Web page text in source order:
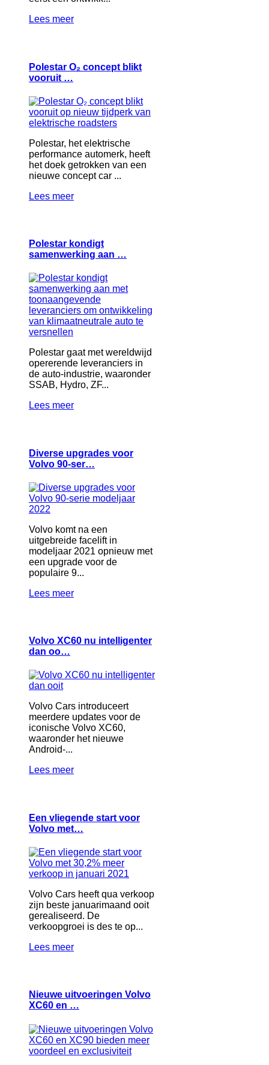
Lees meer
Polestar O₂ concept blikt
vooruit …
Polestar, het elektrische
performance automerk, heeft
het doek getrokken van een
nieuwe concept car ...
Lees meer
Polestar kondigt
samenwerking aan …
Polestar gaat met wereldwijd
opererende leveranciers in
de auto-industrie, waaronder
SSAB, Hydro, ZF...
Lees meer
Diverse upgrades voor
Volvo 90-ser…
Volvo komt na een
uitgebreide facelift in
modeljaar 2021 opnieuw met
een upgrade voor de
populaire 9...
Lees meer
Volvo XC60 nu intelligenter
dan oo…
Volvo Cars introduceert
meerdere updates voor de
iconische Volvo XC60,
waaronder het nieuwe
Android-...
Lees meer
Een vliegende start voor
Volvo met…
Volvo Cars heeft qua verkoop
zijn beste januarimaand ooit
gerealiseerd. De
verkoopgroei is des te op...
Lees meer
Nieuwe uitvoeringen Volvo
XC60 en …